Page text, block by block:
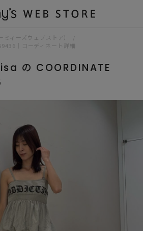
ィーズウェブストア）
｜コーディネート詳細
の COORDINATE